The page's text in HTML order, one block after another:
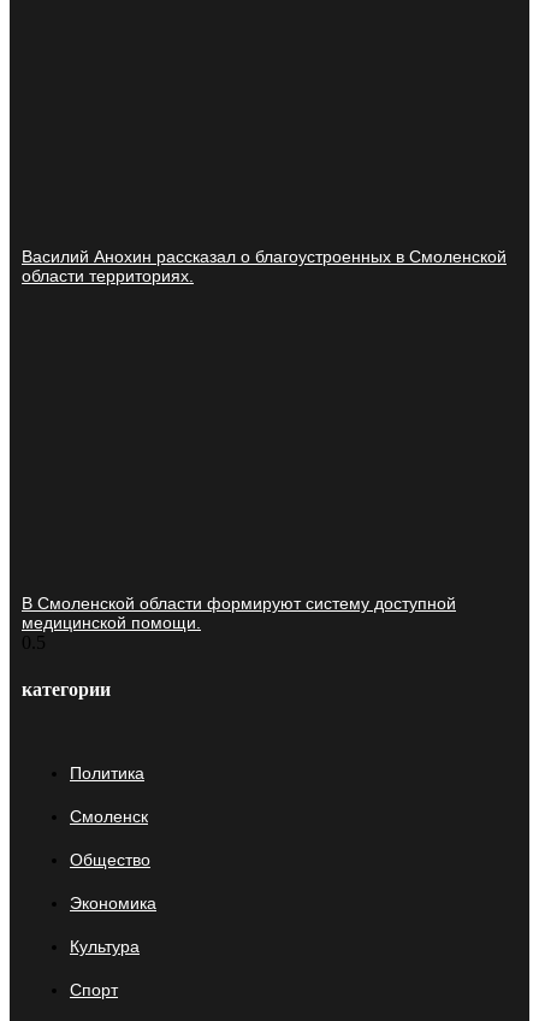
Василий Анохин рассказал о благоустроенных в Смоленской
области территориях.
В Смоленской области формируют систему доступной
медицинской помощи.
категории
Политика
Смоленск
Общество
Экономика
Культура
Спорт